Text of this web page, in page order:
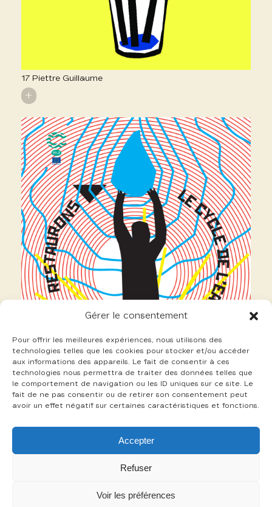
Gérer le consentement
Pour offrir les meilleures expériences, nous utilisons des
technologies telles que les cookies pour stocker et/ou accéder
aux informations des appareils. Le fait de consentir à ces
technologies nous permettra de traiter des données telles que
le comportement de navigation ou les ID uniques sur ce site. Le
fait de ne pas consentir ou de retirer son consentement peut
avoir un effet négatif sur certaines caractéristiques et fonctions.
Accepter
Refuser
Voir les préférences
17 Piettre Guillaume
+
13 Bance Myriam